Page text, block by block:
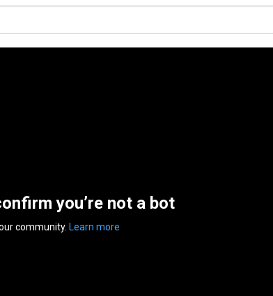
you’re not a bot
community. Learn more